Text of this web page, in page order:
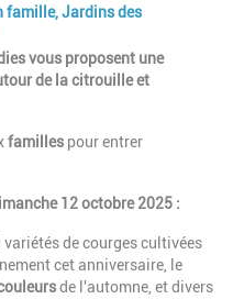
famille, Jardins des
vous proposent une
de la citrouille et
familles pour entrer
12 octobre 2025 :
variétés de courges cultivées
cet anniversaire, le
de l'automne, et divers